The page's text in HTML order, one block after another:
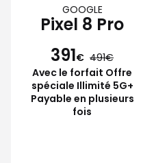
GOOGLE
Pixel 8 Pro
391€ 491
Avec le forfait Offre
spéciale Illimité 5G+
Payable en plusieurs
fois